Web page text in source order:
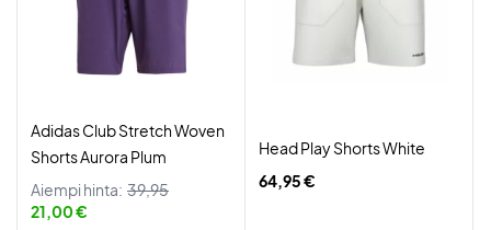
Adidas Club Stretch Woven
Shorts Aurora Plum
Aiempi hinta: 39,95
21,00 €
Head Play Shorts White
64,95 €